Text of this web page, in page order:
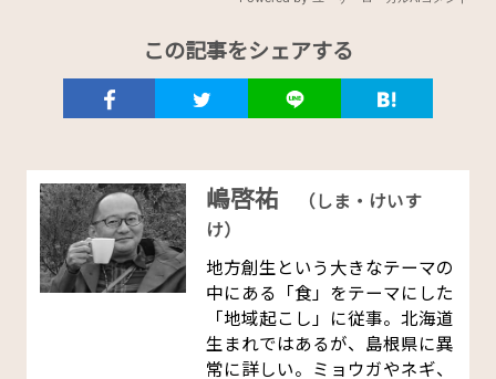
この記事をシェアする
嶋啓祐
（しま・けいす
け）
地方創生という大きなテーマの
中にある「食」をテーマにした
「地域起こし」に従事。北海道
生まれではあるが、島根県に異
常に詳しい。ミョウガやネギ、